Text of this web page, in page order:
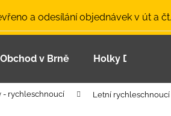
a odesílání objednávek v út a čt.
Obchod v Brně Holky Dupeťačky
- rychleschnoucí Letní
najít?